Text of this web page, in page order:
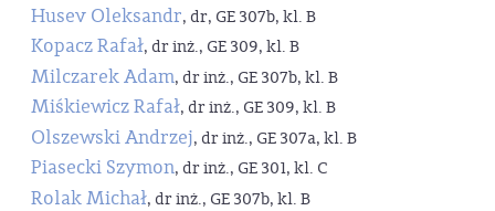
Husev Oleksandr, dr, GE 307b, kl. B
Kopacz Rafał, dr inż., GE 309, kl. B
Milczarek Adam, dr inż., GE 307b, kl. B
Miśkiewicz Rafał, dr inż., GE 309, kl. B
Olszewski Andrzej, dr inż., GE 307a, kl. B
Piasecki Szymon, dr inż., GE 301, kl. C
Rolak Michał, dr inż., GE 307b, kl. B